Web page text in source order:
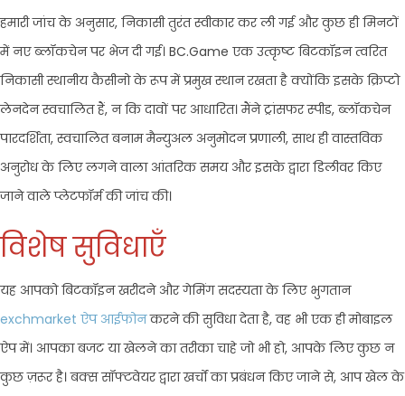
हमारी जांच के अनुसार, निकासी तुरंत स्वीकार कर ली गई और कुछ ही मिनटों
में नए ब्लॉकचेन पर भेज दी गई। BC.Game एक उत्कृष्ट बिटकॉइन त्वरित
निकासी स्थानीय कैसीनो के रूप में प्रमुख स्थान रखता है क्योंकि इसके क्रिप्टो
लेनदेन स्वचालित हैं, न कि दावों पर आधारित। मैंने ट्रांसफर स्पीड, ब्लॉकचेन
पारदर्शिता, स्वचालित बनाम मैन्युअल अनुमोदन प्रणाली, साथ ही वास्तविक
अनुरोध के लिए लगने वाला आंतरिक समय और इसके द्वारा डिलीवर किए
जाने वाले प्लेटफॉर्म की जांच की।
विशेष सुविधाएँ
यह आपको बिटकॉइन खरीदने और गेमिंग सदस्यता के लिए भुगतान
exchmarket ऐप आईफोनकरने की सुविधा देता है, वह भी एक ही मोबाइल
ऐप में। आपका बजट या खेलने का तरीका चाहे जो भी हो, आपके लिए कुछ न
कुछ ज़रूर है। बक्स सॉफ्टवेयर द्वारा खर्चों का प्रबंधन किए जाने से, आप खेल के